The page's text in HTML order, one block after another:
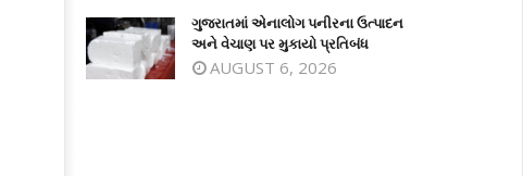
10 સિંહ એક સાથે રેલવે ટ્રેક પરથી પસાર
સુરતમાં ધારાસભ્યની ઓફિસમાં જ
ગુજરાતમાં એનાલોગ પનીરના ઉત્પાદન
અને વેચાણ પર મુકાયો પ્રતિબંધ
AUGUST 6, 2026